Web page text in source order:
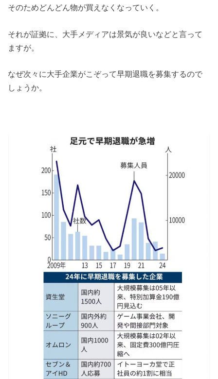
そのためどんどん物が買えなくなっていく。
それが証拠に、大手メディアは景気が良いなどと言って
ますが。
なぜ次々に大手企業がこぞって早期退職を募集するので
しょうか。